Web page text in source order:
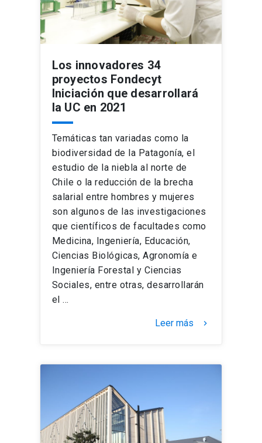
Los innovadores 34
proyectos Fondecyt
Iniciación que desarrollará
la UC en 2021
Temáticas tan variadas como la
biodiversidad de la Patagonía, el
estudio de la niebla al norte de
Chile o la reducción de la brecha
salarial entre hombres y mujeres
son algunos de las investigaciones
que científicos de facultades como
Medicina, Ingeniería, Educación,
Ciencias Biológicas, Agronomía e
Ingeniería Forestal y Ciencias
Sociales, entre otras, desarrollarán
el …
Leer más keyboard_arrow_right